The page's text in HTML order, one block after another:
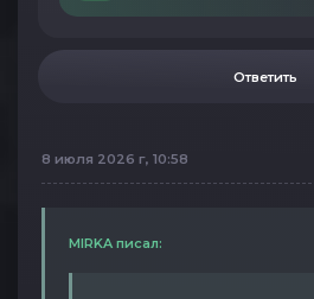
Ответить
8 июля 2026 г, 10:58
MIRKA писал: